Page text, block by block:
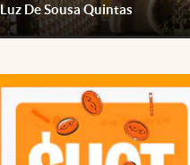
Luz De Sousa Quintas